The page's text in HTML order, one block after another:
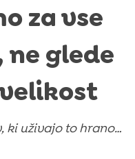
za vse
ne glede
ki uživajo to hrano…